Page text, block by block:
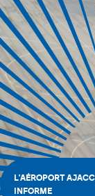
L'AÉROPORT
INFORME